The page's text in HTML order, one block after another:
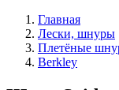
Главная
Лески, шнуры
Плетёные
Berkley